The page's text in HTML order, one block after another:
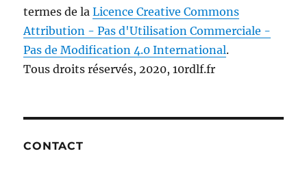
termes de laLicence Creative Commons
Attribution - Pas d'Utilisation Commerciale -
Pas de Modification 4.0 International.
Tous droits réservés, 2020, 10rdlf.fr
CONTACT